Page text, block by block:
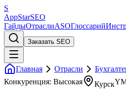
S
AppStarSEO
ГайдыОтраслиASOГлоссарий
Заказать SEO
Главная Отрасли
Конкуренция: Высокая
Курск